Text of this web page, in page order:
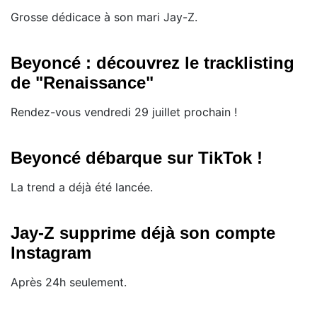
Grosse dédicace à son mari Jay-Z.
Beyoncé : découvrez le tracklisting
de "Renaissance"
Rendez-vous vendredi 29 juillet prochain !
Beyoncé débarque sur TikTok !
La trend a déjà été lancée.
Jay-Z supprime déjà son compte
Instagram
Après 24h seulement.